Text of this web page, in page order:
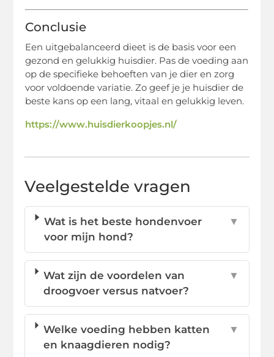
Conclusie
Een uitgebalanceerd dieet is de basis voor een
gezond en gelukkig huisdier. Pas de voeding aan
op de specifieke behoeften van je dier en zorg
voor voldoende variatie. Zo geef je je huisdier de
beste kans op een lang, vitaal en gelukkig leven.
https://www.huisdierkoopjes.nl/
Veelgestelde vragen
Wat is het beste hondenvoer
voor mijn hond?
▼
Wat zijn de voordelen van
droogvoer versus natvoer?
▼
Welke voeding hebben katten
en knaagdieren nodig?
▼